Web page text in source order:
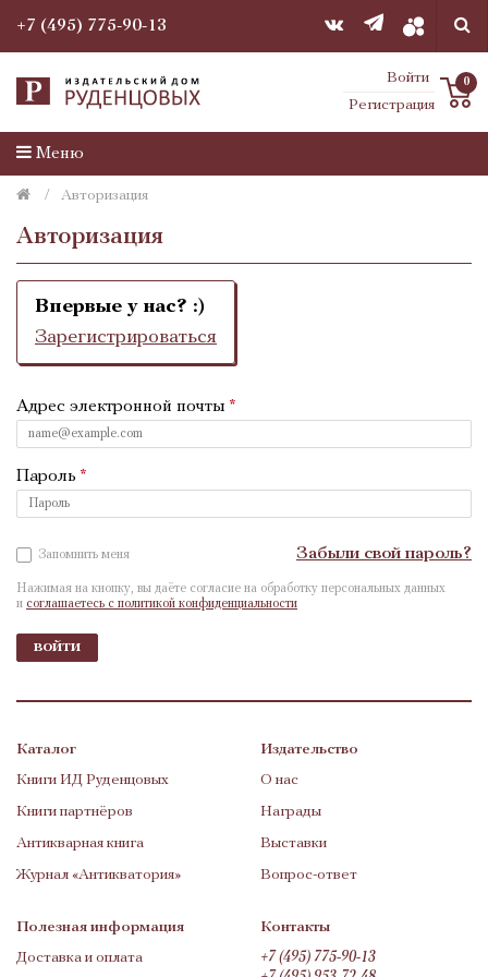
+7 (495) 775-90-13
Войти
Регистрация
0
Меню
Авторизация
Авторизация
Адрес электронной почты
Пароль
Запомнить меня Забыли свой пароль?
Нажимая на кнопку, вы даёте согласие на обработку персональных данных
и соглашаетесь с политикой конфиденциальности
войти
Впервые у нас? :)
Зарегистрироваться
Каталог
Книги ИД Руденцовых
Книги партнёров
Антикварная книга
Журнал «Антикватория»
Издательство
О нас
Награды
Выставки
Вопрос-ответ
Полезная информация
Доставка и оплата
Контакты
+7 (495) 775-90-13